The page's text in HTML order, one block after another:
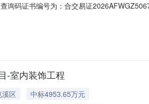
询码证书编号为：合交易证
代理机构安徽省招标集团股份有限公司监管
-室内装饰工程
区
中标4953.65万元